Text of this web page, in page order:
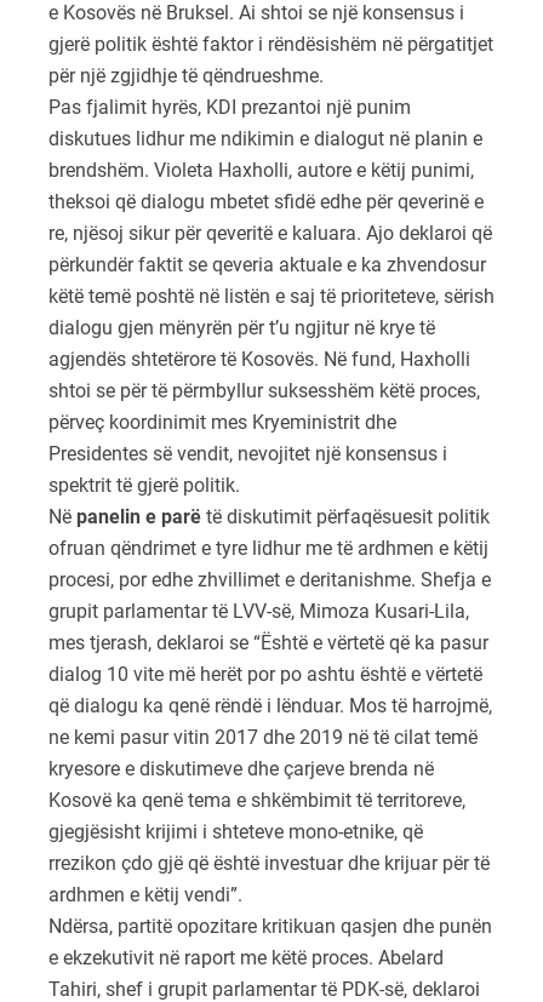
e Kosovës në Bruksel. Ai shtoi se një konsensus i
gjerë politik është faktor i rëndësishëm në përgatitjet
për një zgjidhje të qëndrueshme.
Pas fjalimit hyrës, KDI prezantoi një punim
diskutues lidhur me ndikimin e dialogut në planin e
brendshëm. Violeta Haxholli, autore e këtij punimi,
theksoi që dialogu mbetet sfidë edhe për qeverinë e
re, njësoj sikur për qeveritë e kaluara. Ajo deklaroi që
përkundër faktit se qeveria aktuale e ka zhvendosur
këtë temë poshtë në listën e saj të prioriteteve, sërish
dialogu gjen mënyrën për t’u ngjitur në krye të
agjendës shtetërore të Kosovës. Në fund, Haxholli
shtoi se për të përmbyllur suksesshëm këtë proces,
përveç koordinimit mes Kryeministrit dhe
Presidentes së vendit, nevojitet një konsensus i
spektrit të gjerë politik.
Në panelin e parë të diskutimit përfaqësuesit politik
ofruan qëndrimet e tyre lidhur me të ardhmen e këtij
procesi, por edhe zhvillimet e deritanishme. Shefja e
grupit parlamentar të LVV-së, Mimoza Kusari-Lila,
mes tjerash, deklaroi se “Është e vërtetë që ka pasur
dialog 10 vite më herët por po ashtu është e vërtetë
që dialogu ka qenë rëndë i lënduar. Mos të harrojmë,
ne kemi pasur vitin 2017 dhe 2019 në të cilat temë
kryesore e diskutimeve dhe çarjeve brenda në
Kosovë ka qenë tema e shkëmbimit të territoreve,
gjegjësisht krijimi i shteteve mono-etnike, që
rrezikon çdo gjë që është investuar dhe krijuar për të
ardhmen e këtij vendi”.
Ndërsa, partitë opozitare kritikuan qasjen dhe punën
e ekzekutivit në raport me këtë proces. Abelard
Tahiri, shef i grupit parlamentar të PDK-së, deklaroi